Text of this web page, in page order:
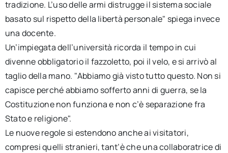
tradizione. L’uso delle armi distrugge il sistema sociale
basato sul rispetto della libertà personale" spiega invece
una docente.
Un’impiegata dell’università ricorda il tempo in cui
divenne obbligatorio il fazzoletto, poi il velo, e si arrivò al
taglio della mano. "Abbiamo già visto tutto questo. Non si
capisce perché abbiamo sofferto anni di guerra, se la
Costituzione non funziona e non c’è separazione fra
Stato e religione".
Le nuove regole si estendono anche ai visitatori,
compresi quelli stranieri, tant’è che una collaboratrice di